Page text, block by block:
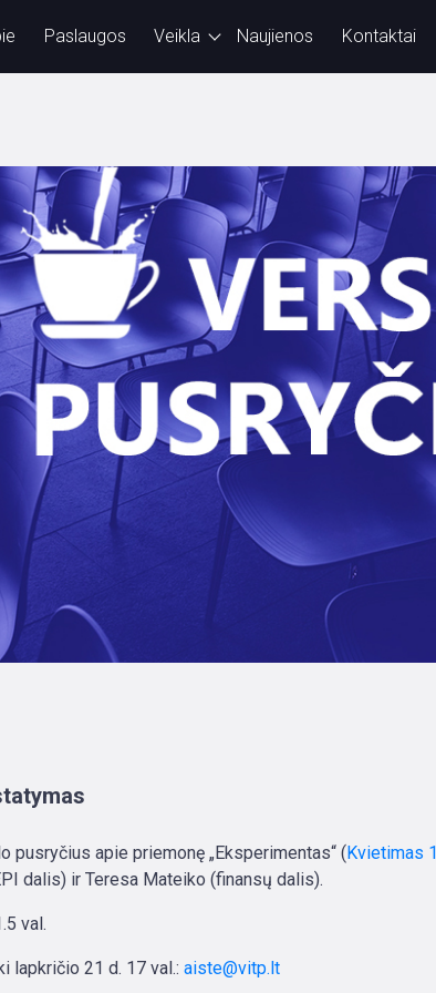
Paslaugos Veikla Naujienos Kontaktai
pusryčius apie priemonę „Eksperimentas“ ( Kvietimas 1
dalis) ir Teresa Mateiko (finansų dalis).
val.
lapkričio 21 d. 17 val.: aiste@vitp.lt